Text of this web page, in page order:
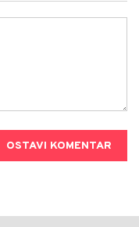
OSTAVI KOMENTAR